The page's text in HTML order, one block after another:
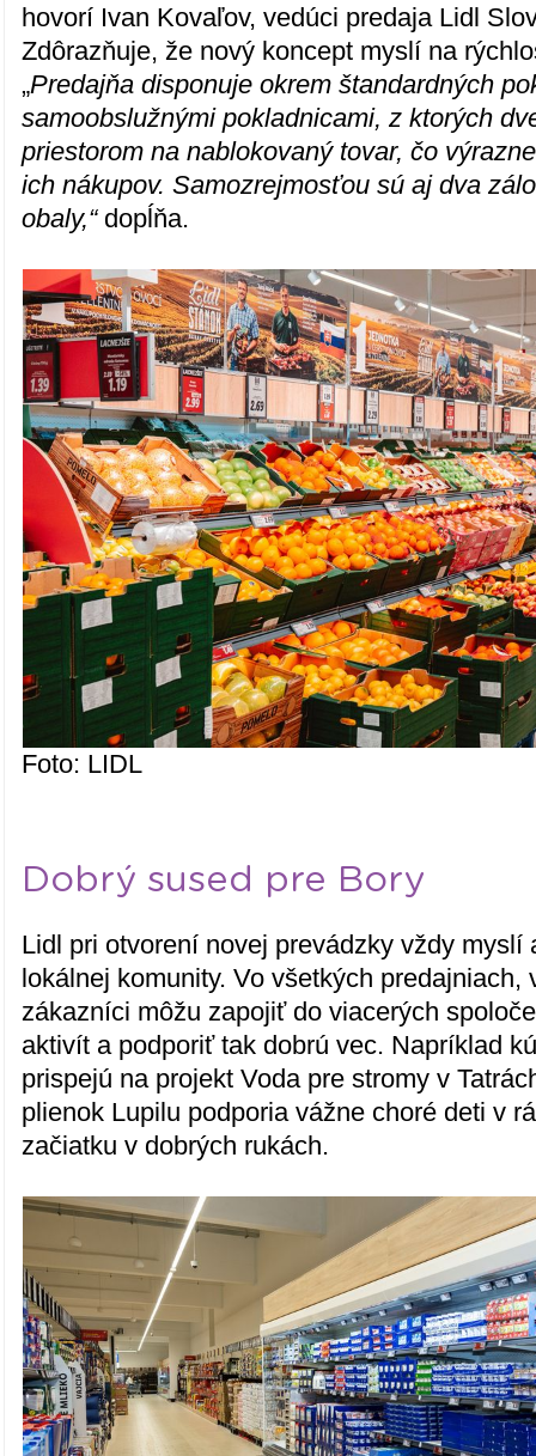
hovorí Ivan Kovaľov, vedúci predaja Lidl
Zdôrazňuje, že nový koncept myslí na
„Predajňa disponuje okrem štandardných
samoobslužnými pokladnicami, z ktorých
priestorom na nablokovaný tovar, čo
ich nákupov. Samozrejmosťou sú aj dva
obaly,“dopĺňa.
Foto: LIDL
Dobrý sused pre Bory
Lidl pri otvorení novej prevádzky vždy myslí
lokálnej komunity. Vo všetkých predajniach,
zákazníci môžu zapojiť do viacerých
aktivít a podporiť tak dobrú vec. Napríklad
prispejú na projekt Voda pre stromy v
plienok Lupilu podporia vážne choré deti v
začiatku v dobrých rukách.